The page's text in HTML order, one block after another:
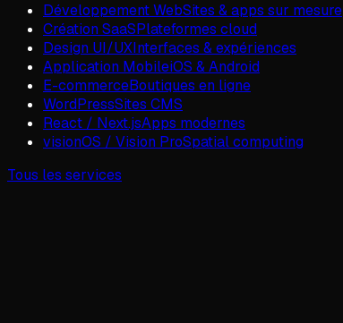
Développement WebSites & apps sur mesure
Création SaaSPlateformes cloud
Design UI/UXInterfaces & expériences
Application MobileiOS & Android
E-commerceBoutiques en ligne
WordPressSites CMS
React / Next.jsApps modernes
visionOS / Vision ProSpatial computing
Tous les services